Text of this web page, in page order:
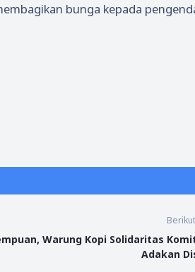
bunga kepada
Warung Kopi Solidaritas
Adakan